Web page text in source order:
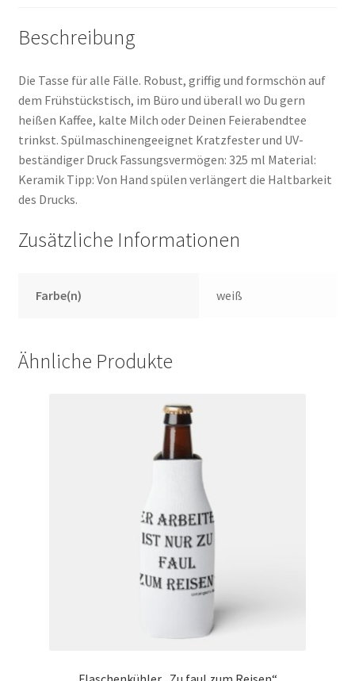
Beschreibung
Die Tasse für alle Fälle. Robust, griffig und formschön auf
dem Frühstückstisch, im Büro und überall wo Du gern
heißen Kaffee, kalte Milch oder Deinen Feierabendtee
trinkst. Spülmaschinengeeignet Kratzfester und UV-
beständiger Druck Fassungsvermögen: 325 ml Material:
Keramik Tipp: Von Hand spülen verlängert die Haltbarkeit
des Drucks.
Zusätzliche Informationen
Farbe(n) weiß
Ähnliche Produkte